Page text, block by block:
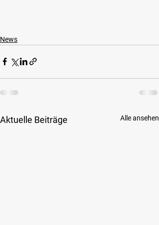
News
Aktuelle Beiträge Alle ansehen